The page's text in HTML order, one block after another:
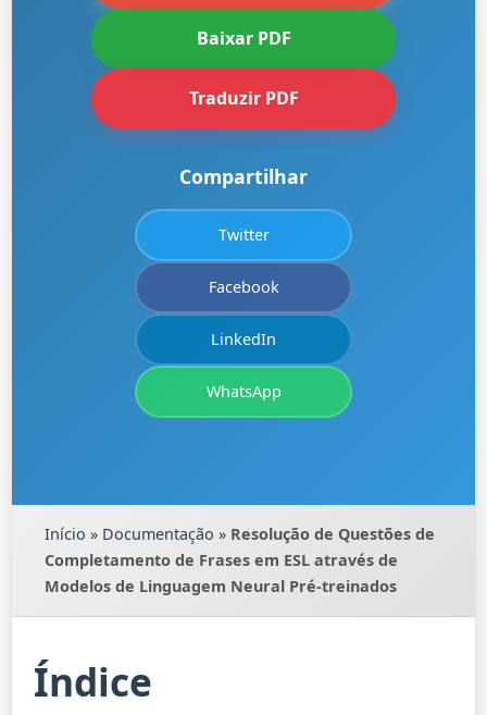
Baixar PDF
Traduzir PDF
Compartilhar
Twitter
Facebook
LinkedIn
WhatsApp
Início » Documentação » Resolução de Questões de
Completamento de Frases em ESL através de
Modelos de Linguagem Neural Pré-treinados
Índice